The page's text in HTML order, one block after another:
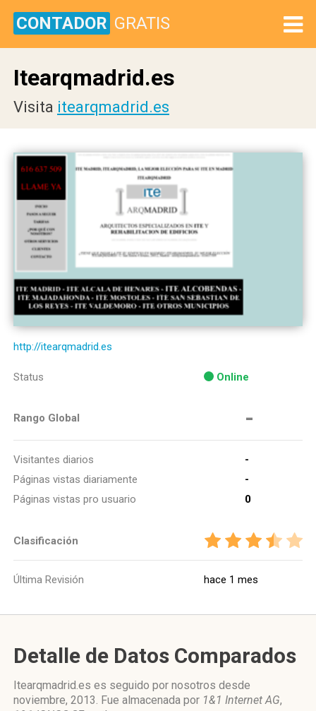
CONTADOR GRATIS
Itearqmadrid.es
Visita itearqmadrid.es
http://itearqmadrid.es
Status Online
Rango Global -
Visitantes diarios
-
Páginas vistas diariamente
-
Páginas vistas pro usuario
0
Clasificación
Última Revisión hace 1 mes
Detalle de Datos Comparados
Itearqmadrid.es es seguido por nosotros desde
noviembre, 2013. Fue almacenada por 1&1 Internet AG,